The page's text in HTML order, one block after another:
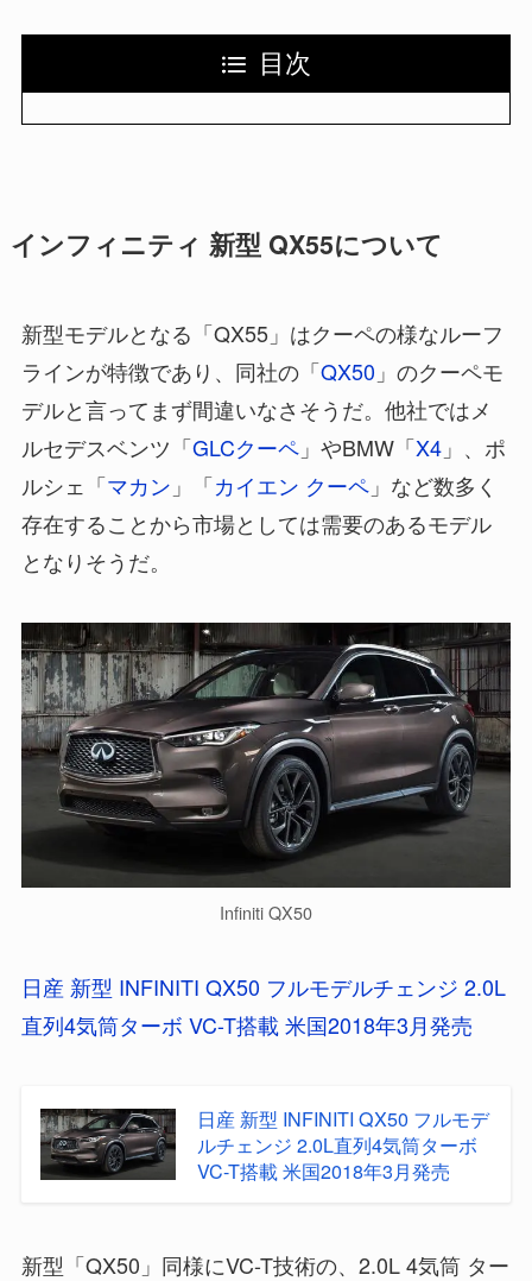
目次
インフィニティ 新型 QX55について
新型モデルとなる「QX55」はクーペの様なルーフ
ラインが特徴であり、同社の「QX50 」のクーペモ
デルと言ってまず間違いなさそうだ。他社ではメ
ルセデスベンツ「GLCクーペ」やBMW「X4」、ポ
ルシェ「マカン 」「カイエン クーペ」など数多く
存在することから市場としては需要のあるモデル
となりそうだ。
Infiniti QX50
日産 新型 INFINITI QX50 フルモデルチェンジ 2.0L
直列4気筒ターボ VC-T搭載 米国2018年3月発売
日産 新型 INFINITI QX50 フルモデ
ルチェンジ 2.0L直列4気筒ターボ
VC-T搭載 米国2018年3月発売
新型「QX50」同様にVC-T技術の、2.0L 4気筒 ター